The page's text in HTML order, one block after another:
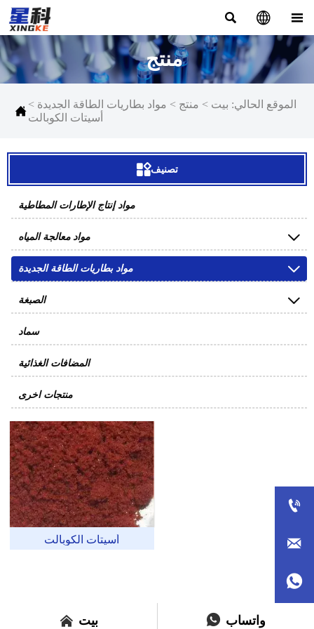
  
منتج
 الموقع الحالي: بيت > منتج > مواد بطاريات الطاقة الجديدة >
أسيتات الكوبالت
تصنيف
مواد إنتاج الإطارات المطاطية
مواد معالجة المياه 
مواد بطاريات الطاقة الجديدة 
الصبغة 
سماد
المضافات الغذائية
منتجات اخرى
أسيتات الكوبالت
 بيت  واتساب


